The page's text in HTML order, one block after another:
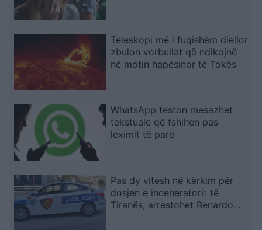
Teleskopi më i fuqishëm diellor
zbulon vorbullat që ndikojnë
në motin hapësinor të Tokës
WhatsApp teston mesazhet
tekstuale që fshihen pas
leximit të parë
Pas dy vitesh në kërkim për
dosjen e inceneratorit të
Tiranës, arrestohet Renardo